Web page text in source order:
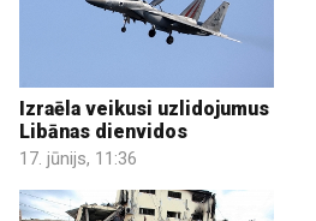
Izraēla veikusi uzlidojumus
Libānas dienvidos
17. jūnijs, 11:36